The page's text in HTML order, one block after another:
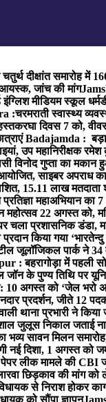
दीक्षांत समारोह में
आयस्क, जांच की मांग
मीडियम स्कूल
:चरमराती स्वास्थ्य
दिवस 7 को,
Badajamda : बड़ा
उप महानिरीक्षक
विनोद गुप्ता का मकान
साइबर अपराध
15.11 लाख
महाअभियान
22 अगस्त को,
चला प्रशासनिक डंडा,
किया गया ‘भारतेन्दु
जूलॉजिकल पार्क ने 34
: बहरागोड़ा में पहली
के पुण्य तिथि पर
10 अगस्त को ‘जेल भरो
प्रदर्शन, जीते 12
थाना प्रभारी ने
जुलूस निकाल जताई
भव्य सावन मिलन
दिशा, 1 अगस्त को
लीक मामले की CBI
छिड़काव की मांग को
से निराश होकर